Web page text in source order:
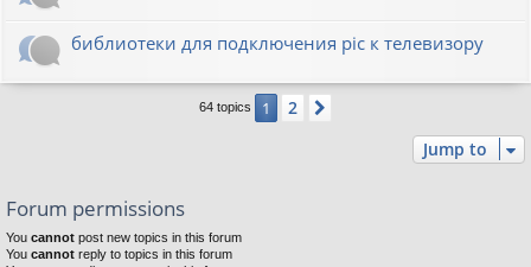
библиотеки для подключения pic к телевизору
64 topics 1 2
Jump to
Forum permissions
You cannot post new topics in this forum
You cannot reply to topics in this forum